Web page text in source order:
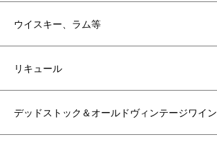
ウイスキー、ラム等
リキュール
デッドストック＆オールドヴィンテージワイン